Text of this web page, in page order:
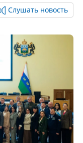
Слушать новость